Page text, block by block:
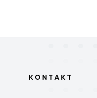
KONTAKT